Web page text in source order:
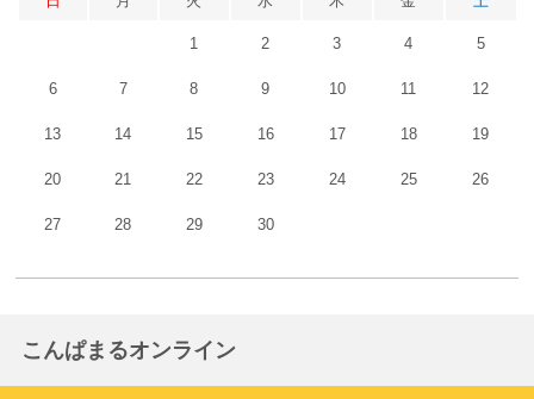
1 2 3 4 5
6 7 8 9 10 11 12
13 14 15 16 17 18 19
20 21 22 23 24 25 26
27 28 29 30
こんぱまるオンライン